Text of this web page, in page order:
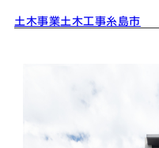
土木事業土木工事糸島市